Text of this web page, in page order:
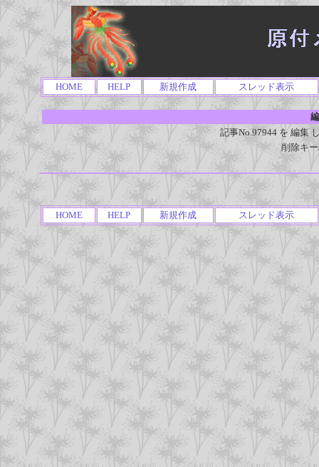
HOME HELP 新規作成 スレッド表示
記事No.97944 を 編集
削除キ
HOME HELP 新規作成 スレッド表示